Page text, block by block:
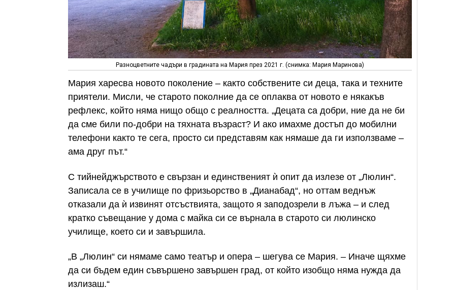
Разноцветните чадъри в градината на Мария през 2021 г. (снимка: Мария Маринова)
Мария харесва новото поколение – както собствените си деца, така и техните
приятели. Мисли, че старото поколние да се оплаква от новото е някакъв
рефлекс, който няма нищо общо с реалността. „Децата са добри, ние да не би
да сме били по-добри на тяхната възраст? И ако имахме достъп до мобилни
телефони както те сега, просто си представям как нямаше да ги използваме –
ама друг път.“
С тийнейджърството е свързан и единственият ѝ опит да излезе от „Люлин“.
Записала се в училище по фризьорство в „Дианабад“, но оттам веднъж
отказали да ѝ извинят отсъствията, защото я заподозрели в лъжа – и след
кратко съвещание у дома с майка си се върнала в старото си люлинско
училище, което си и завършила.
„В „Люлин“ си нямаме само театър и опера – шегува се Мария. – Иначе щяхме
да си бъдем един съвършено завършен град, от който изобщо няма нужда да
излизаш.“